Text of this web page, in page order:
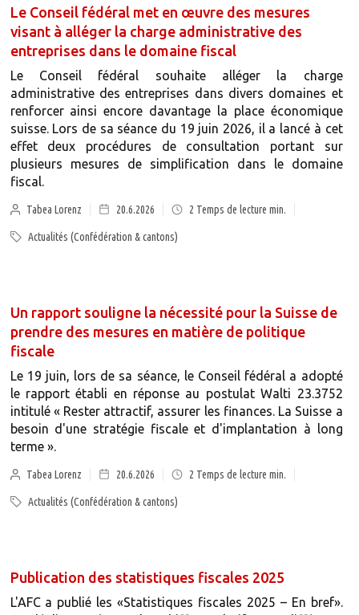
Le Conseil fédéral met en œuvre des mesures
visant à alléger la charge administrative des
entreprises dans le domaine fiscal
Le Conseil fédéral souhaite alléger la charge
administrative des entreprises dans divers domaines et
renforcer ainsi encore davantage la place économique
suisse. Lors de sa séance du 19 juin 2026, il a lancé à cet
effet deux procédures de consultation portant sur
plusieurs mesures de simplification dans le domaine
fiscal.
Tabea Lorenz 20.6.2026 2 Temps de lecture min.
Actualités (Confédération & cantons)
Un rapport souligne la nécessité pour la Suisse de
prendre des mesures en matière de politique
fiscale
Le 19 juin, lors de sa séance, le Conseil fédéral a adopté
le rapport établi en réponse au postulat Walti 23.3752
intitulé « Rester attractif, assurer les finances. La Suisse a
besoin d'une stratégie fiscale et d'implantation à long
terme ».
Tabea Lorenz 20.6.2026 2 Temps de lecture min.
Actualités (Confédération & cantons)
Publication des statistiques fiscales 2025
L'AFC a publié les «Statistiques fiscales 2025 – En bref».